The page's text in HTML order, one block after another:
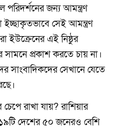
পরিদর্শনের জন্য আমন্ত্রণ
ইচ্ছাকৃতভাবে সেই আমন্ত্রণ
ইউক্রেনের এই নিষ্ঠুর
সামনে প্রকাশ করতে চায় না।
সাংবাদিকদের সেখানে যেতে
রাখা যায়? রাশিয়ার
১৯টি দেশের ৫০ জনেরও বেশি